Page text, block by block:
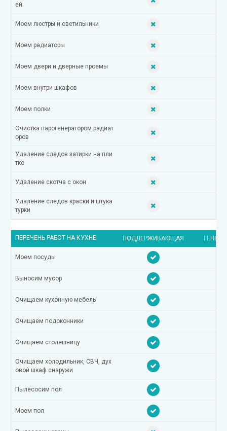
ей
Моем люстры и светильники
Моем радиаторы
Моем двери и дверные проемы
Моем внутри шкафов
Моем полки
Очистка парогенератором радиат
оров
Удаление следов затирки на пли
тке
Удаление скотча с окон
Удаление следов краски и штука
турки
ПЕРЕЧЕНЬ РАБОТ НА КУХНЕ ПОДДЕРЖИВАЮЩАЯ
Моем посуды
Выносим мусор
Очищаем кухонную мебель
Очищаем подоконники
Очищаем столешницу
Очищаем холодильник, СВЧ, дух
овой шкаф снаружи
Пылесосим пол
Моем пол